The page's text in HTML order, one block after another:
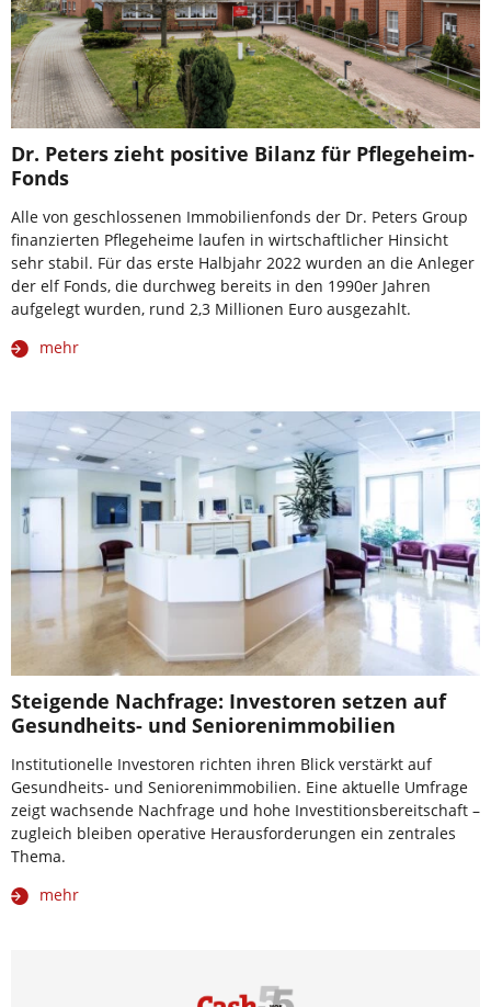
Dr. Peters zieht positive Bilanz für Pflegeheim-
Fonds
Alle von geschlossenen Immobilienfonds der Dr. Peters Group
finanzierten Pflegeheime laufen in wirtschaftlicher Hinsicht
sehr stabil. Für das erste Halbjahr 2022 wurden an die Anleger
der elf Fonds, die durchweg bereits in den 1990er Jahren
aufgelegt wurden, rund 2,3 Millionen Euro ausgezahlt.
mehr
Steigende Nachfrage: Investoren setzen auf
Gesundheits- und Seniorenimmobilien
Institutionelle Investoren richten ihren Blick verstärkt auf
Gesundheits- und Seniorenimmobilien. Eine aktuelle Umfrage
zeigt wachsende Nachfrage und hohe Investitionsbereitschaft –
zugleich bleiben operative Herausforderungen ein zentrales
Thema.
mehr